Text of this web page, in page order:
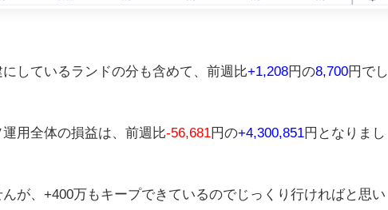
しているランドの分も含めて、前週比+1,208円の8,700円でし
用全体の損益は、前週比-56,681円の+4,300,851円となりまし
が、+400万もキープできているのでじっくり行ければと思い